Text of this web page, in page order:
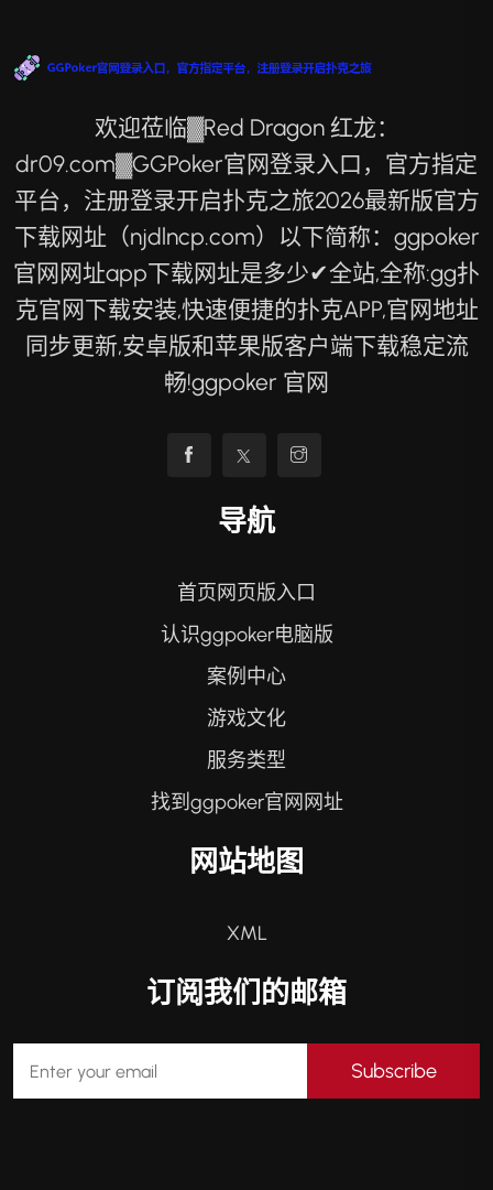
欢迎莅临▓Red Dragon 红龙：
dr09.com▓GGPoker官网登录入口，官方指定
平台，注册登录开启扑克之旅2026最新版官方
下载网址（njdlncp.com）以下简称：ggpoker
官网网址app下载网址是多少✔全站,全称:gg扑
克官网下载安装,快速便捷的扑克APP,官网地址
同步更新,安卓版和苹果版客户端下载稳定流
畅!ggpoker 官网
导航
首页网页版入口
认识ggpoker电脑版
案例中心
游戏文化
服务类型
找到ggpoker官网网址
网站地图
XML
订阅我们的邮箱
Subscribe